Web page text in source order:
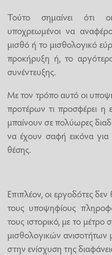
Τούτο σημαίνει ότι
υποχρεωμένοι να
μισθό ή το μισθολογικό
προκήρυξη ή, το
συνέντευξης.
Με τον τρόπο αυτό οι
προτέρων τι προσφέρει η
μπαίνουν σε πολύωρες
να έχουν σαφή εικόνα για
θέσης.
Επιπλέον, οι εργοδότες
τους υποψηφίους
τους ιστορικό, με το μέτρο
μισθολογικών
στην ενίσχυση της